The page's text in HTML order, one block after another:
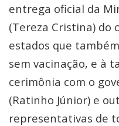
entrega oficial da
(Tereza Cristina) do
estados que
sem vacinação, e à
cerimônia com o
(Ratinho Júnior) e
representativas de